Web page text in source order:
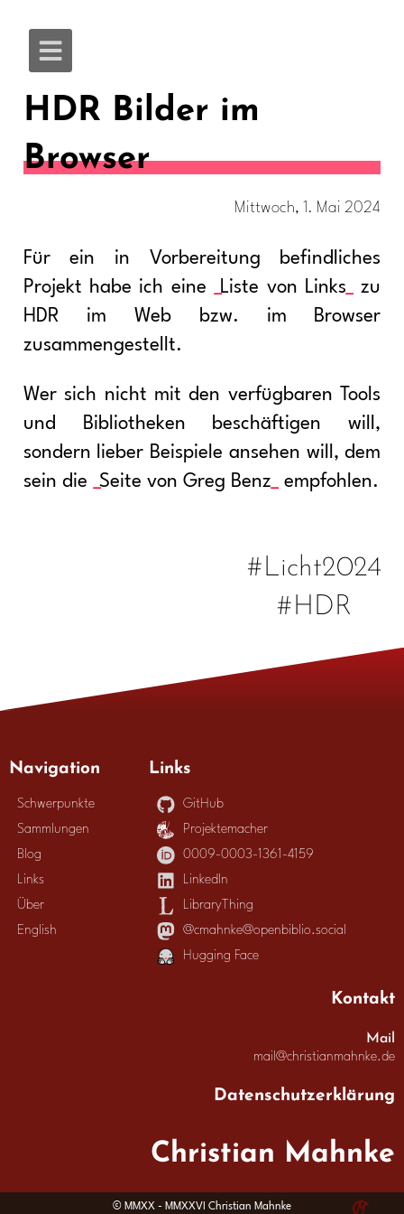
HDR Bilder im
Browser
Mittwoch, 1. Mai 2024
Für ein in Vorbereitung befindliches
Projekt habe ich eine
Liste von Links
zu
HDR im Web bzw. im Browser
zusammengestellt.
Wer sich nicht mit den verfügbaren Tools
und Bibliotheken beschäftigen will,
sondern lieber Beispiele ansehen will, dem
sein die
Seite von Greg Benz empfohlen.
#Licht2024
#HDR
Navigation
Schwerpunkte
Sammlungen
Blog
Links
Über
English
Links
GitHub
Projektemacher
0009-0003-1361-4159
LinkedIn
LibraryThing
@cmahnke@openbiblio.social
Hugging Face
Kontakt
Mail
mail@christianmahnke.de
Datenschutzerklärung
Christian Mahnke
© MMXX - MMXXVI Christian Mahnke